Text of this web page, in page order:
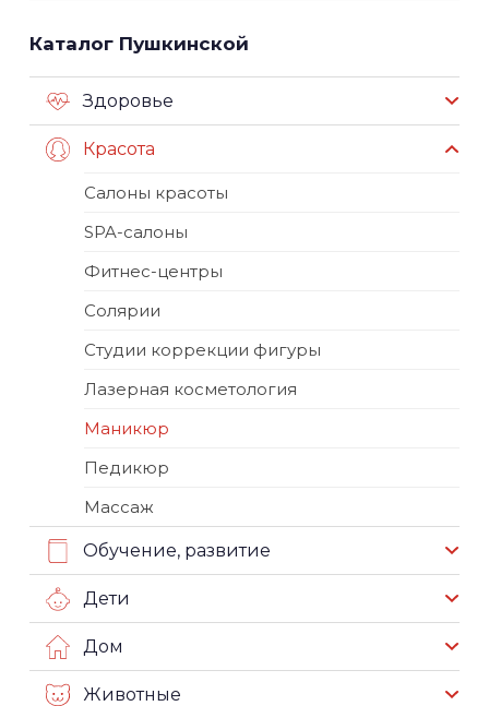
Каталог Пушкинской
Здоровье
Красота
Салоны красоты
SPA-салоны
Фитнес-центры
Солярии
Студии коррекции фигуры
Лазерная косметология
Маникюр
Педикюр
Массаж
Обучение, развитие
Дети
Дом
Животные